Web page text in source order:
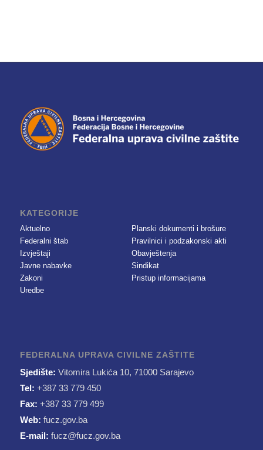
KATEGORIJE
Aktuelno
Federalni štab
Izvještaji
Javne nabavke
Zakoni
Uredbe
Planski dokumenti i brošure
Pravilnici i podzakonski akti
Obavještenja
Sindikat
Pristup informacijama
FEDERALNA UPRAVA CIVILNE ZAŠTITE
Sjedište: Vitomira Lukića 10, 71000 Sarajevo
Tel: +387 33 779 450
Fax: +387 33 779 499
Web: fucz.gov.ba
E-mail: fucz@fucz.gov.ba